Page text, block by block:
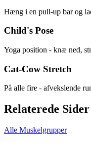
Hæng i en pull-up bar og
Child's Pose
Yoga position - knæ ned,
Cat-Cow Stretch
På alle fire - afvekslende
Relaterede Sider
Alle Muskelgrupper